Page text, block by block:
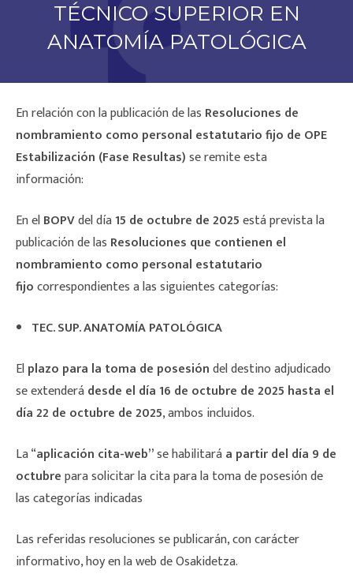
TÉCNICO SUPERIOR EN
ANATOMÍA PATOLÓGICA
En relación con la publicación de las Resoluciones de
nombramiento como personal estatutario fijo de OPE
Estabilización (Fase Resultas)se remite esta
información:
En elBOPVdel día15 de octubre de 2025está prevista la
publicación de las Resoluciones que contienen el
nombramiento como personal estatutario
fijocorrespondientes a las siguientes categorías:
TEC. SUP. ANATOMÍA PATOLÓGICA
Elplazo para la toma de posesióndel destino adjudicado
se extenderádesde el día 16 de octubre de 2025 hasta el
día 22 de octubre de 2025, ambos incluidos.
La “aplicación cita-web”se habilitaráa partir del día 9 de
octubrepara solicitar la cita para la toma de posesión de
las categorías indicadas
Las referidas resoluciones se publicarán, con carácter
informativo, hoy en la web de Osakidetza.